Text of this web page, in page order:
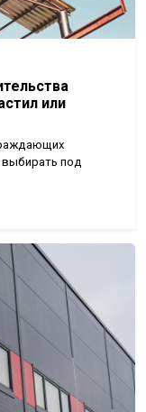
или
выбирать под